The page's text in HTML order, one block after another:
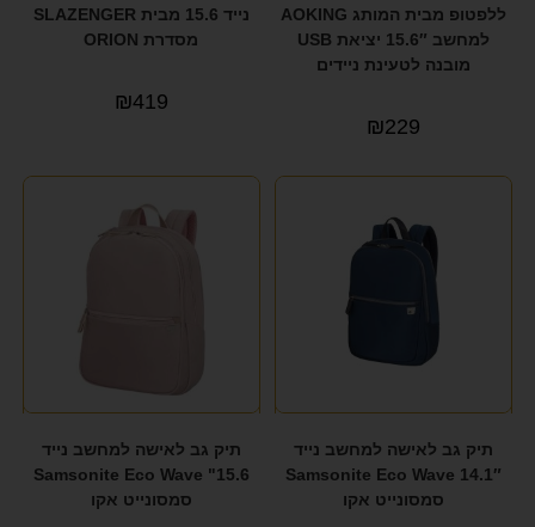
ללפטופ מבית המותג AOKING
למחשב 15.6″ יציאת USB
מובנה לטעינת ניידים
₪229
נייד 15.6 מבית SLAZENGER
מסדרת ORION
₪419
תיק גב לאישה למחשב נייד
14.1″ Samsonite Eco Wave
סמסונייט אקו
תיק גב לאישה למחשב נייד
15.6" Samsonite Eco Wave
סמסונייט אקו